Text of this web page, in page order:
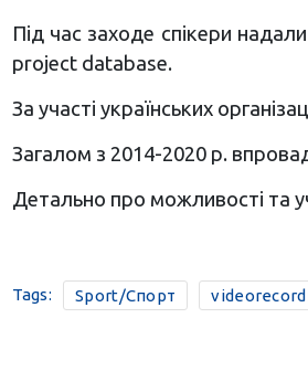
Під час заходe спікери
project database.
За участі українських
Загалом з 2014-2020 р.
Детально про можливості та
Tags: Sport/Спорт